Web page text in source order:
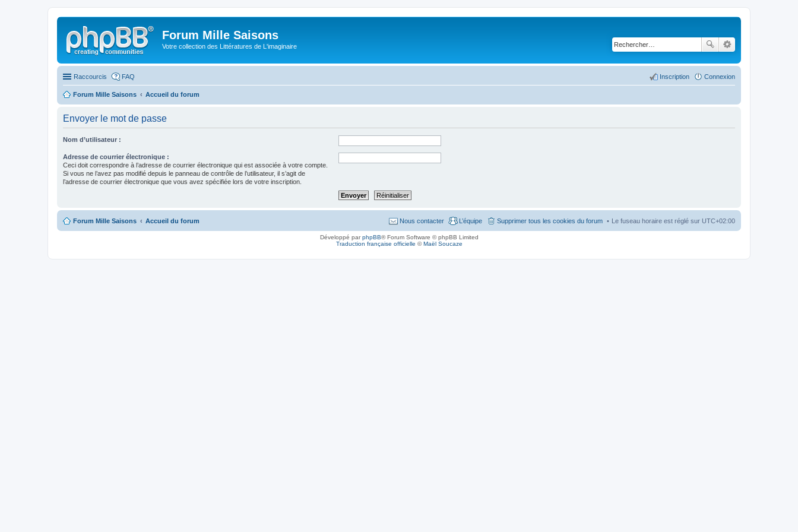
Forum Mille Saisons
Votre collection des Littératures de L'imaginaire
Raccourcis FAQ Connexion
Inscription
Forum Mille Saisons Accueil du forum
Envoyer le mot de passe
Nom d’utilisateur :
Adresse de courrier électronique :
Ceci doit correspondre à l’adresse de courrier électronique qui est associée à votre compte.
Si vous ne l’avez pas modifié depuis le panneau de contrôle de l’utilisateur, il s’agit de
l’adresse de courrier électronique que vous avez spécifiée lors de votre inscription.
Forum Mille Saisons Accueil du forum Le fuseau horaire est réglé sur UTC+02:00
Supprimer tous les cookies du forum
L’équipe
Nous contacter
Développé parphpBB® Forum Software © phpBB Limited
Traduction française officielle ©Maël Soucaze